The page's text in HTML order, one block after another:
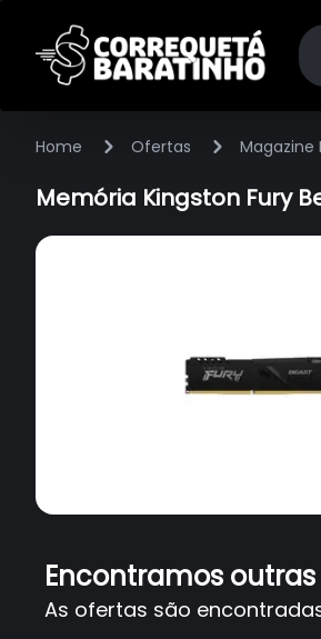
Home Ofertas Magazine
Memória Kingston Fury
Encontramos
As ofertas são